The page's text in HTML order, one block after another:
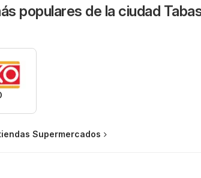
populares de la ciudad
Supermercados